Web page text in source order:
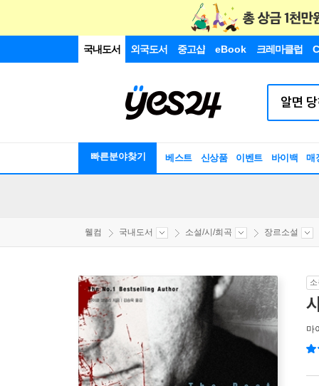
국내도서 외국도서 중고샵 eBook 크레마클럽
빠른분야찾기 베스트 신상품 이벤트 바이백 매
웰컴 국내도서 소설/시/희곡 장르소설
마